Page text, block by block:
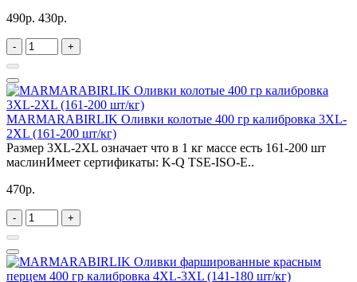
490р. 430р.
- +
MARMARABIRLIK Оливки колотые 400 гр калибровка 3XL-
2XL (161-200 шт/кг)
Размер 3XL-2XL означает что в 1 кг массе есть 161-200 шт
маслинИмеет сертификаты: K-Q TSE-ISO-E..
470р.
- +